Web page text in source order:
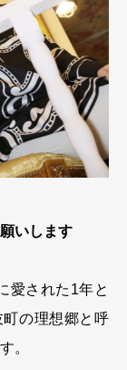
いします
愛された1年と
の理想郷と呼
。